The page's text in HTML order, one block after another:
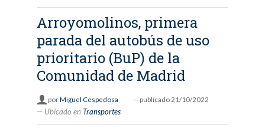
Arroyomolinos, primera
parada del autobús de uso
prioritario (BuP) de la
Comunidad de Madrid
porMiguel Cespedosa — publicado 21/10/2022
Ubicado en Transportes